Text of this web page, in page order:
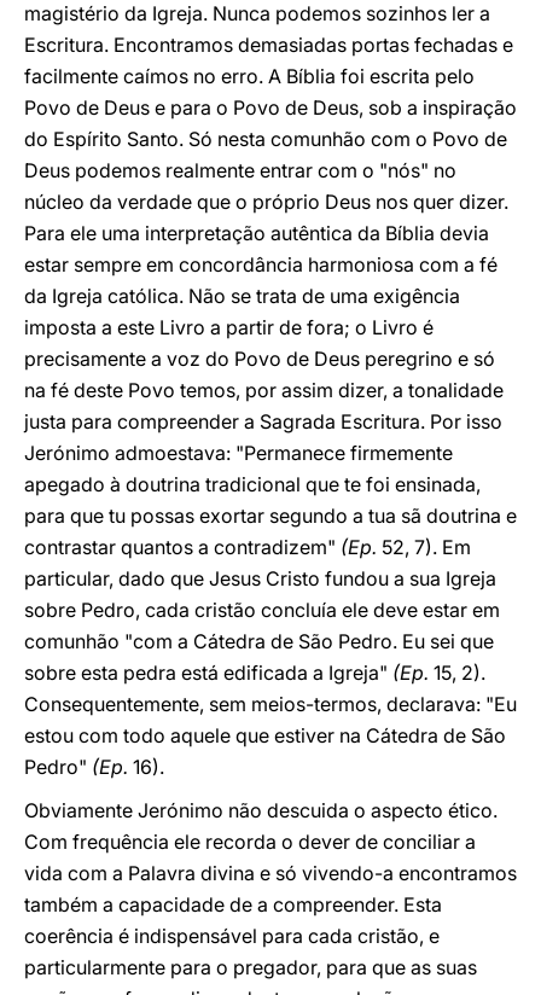
magistério da Igreja. Nunca podemos sozinhos ler a
Escritura. Encontramos demasiadas portas fechadas e
facilmente caímos no erro. A Bíblia foi escrita pelo
Povo de Deus e para o Povo de Deus, sob a inspiração
do Espírito Santo. Só nesta comunhão com o Povo de
Deus podemos realmente entrar com o "nós" no
núcleo da verdade que o próprio Deus nos quer dizer.
Para ele uma interpretação autêntica da Bíblia devia
estar sempre em concordância harmoniosa com a fé
da Igreja católica. Não se trata de uma exigência
imposta a este Livro a partir de fora; o Livro é
precisamente a voz do Povo de Deus peregrino e só
na fé deste Povo temos, por assim dizer, a tonalidade
justa para compreender a Sagrada Escritura. Por isso
Jerónimo admoestava: "Permanece firmemente
apegado à doutrina tradicional que te foi ensinada,
para que tu possas exortar segundo a tua sã doutrina e
contrastar quantos a contradizem" (Ep. 52, 7). Em
particular, dado que Jesus Cristo fundou a sua Igreja
sobre Pedro, cada cristão concluía ele deve estar em
comunhão "com a Cátedra de São Pedro. Eu sei que
sobre esta pedra está edificada a Igreja" (Ep. 15, 2).
Consequentemente, sem meios-termos, declarava: "Eu
estou com todo aquele que estiver na Cátedra de São
Pedro" (Ep. 16).
Obviamente Jerónimo não descuida o aspecto ético.
Com frequência ele recorda o dever de conciliar a
vida com a Palavra divina e só vivendo-a encontramos
também a capacidade de a compreender. Esta
coerência é indispensável para cada cristão, e
particularmente para o pregador, para que as suas